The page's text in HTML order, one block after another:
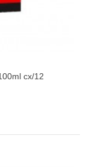
cx/12